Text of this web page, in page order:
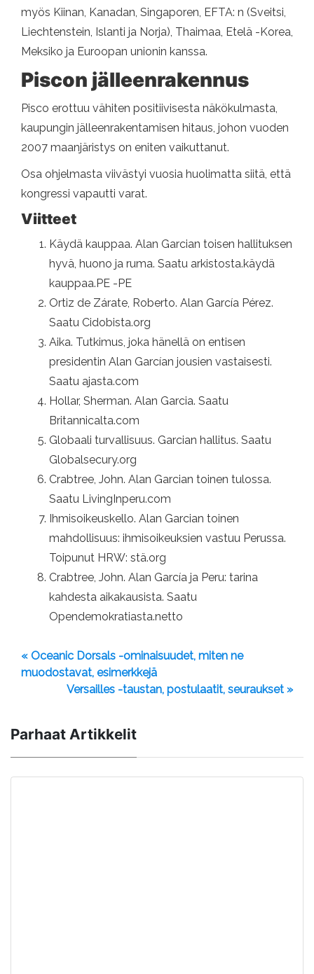
myös Kiinan, Kanadan, Singaporen, EFTA: n (Sveitsi,
Liechtenstein, Islanti ja Norja), Thaimaa, Etelä -Korea,
Meksiko ja Euroopan unionin kanssa.
Piscon jälleenrakennus
Pisco erottuu vähiten positiivisesta näkökulmasta,
kaupungin jälleenrakentamisen hitaus, johon vuoden
2007 maanjäristys on eniten vaikuttanut.
Osa ohjelmasta viivästyi vuosia huolimatta siitä, että
kongressi vapautti varat.
Viitteet
Käydä kauppaa. Alan Garcian toisen hallituksen
hyvä, huono ja ruma. Saatu arkistosta.käydä
kauppaa.PE -PE
Ortiz de Zárate, Roberto. Alan García Pérez.
Saatu Cidobista.org
Aika. Tutkimus, joka hänellä on entisen
presidentin Alan Garcían jousien vastaisesti.
Saatu ajasta.com
Hollar, Sherman. Alan Garcia. Saatu
Britannicalta.com
Globaali turvallisuus. Garcian hallitus. Saatu
Globalsecury.org
Crabtree, John. Alan Garcian toinen tulossa.
Saatu LivingInperu.com
Ihmisoikeuskello. Alan Garcian toinen
mahdollisuus: ihmisoikeuksien vastuu Perussa.
Toipunut HRW: stä.org
Crabtree, John. Alan García ja Peru: tarina
kahdesta aikakausista. Saatu
Opendemokratiasta.netto
« Oceanic Dorsals -ominaisuudet, miten ne
muodostavat, esimerkkejä
Versailles -taustan, postulaatit, seuraukset »
Parhaat Artikkelit